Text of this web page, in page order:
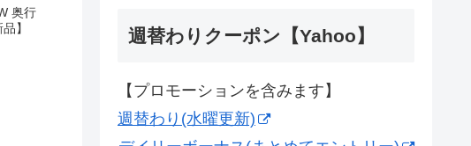
奥行
】
週替わりクーポン【Yahoo】
【プロモーションを含みます】
週替わり(水曜更新)